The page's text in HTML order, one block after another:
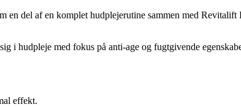
del af en komplet hudplejerutine sammen med
i hudpleje med fokus på anti-age og fugtgivende
effekt.